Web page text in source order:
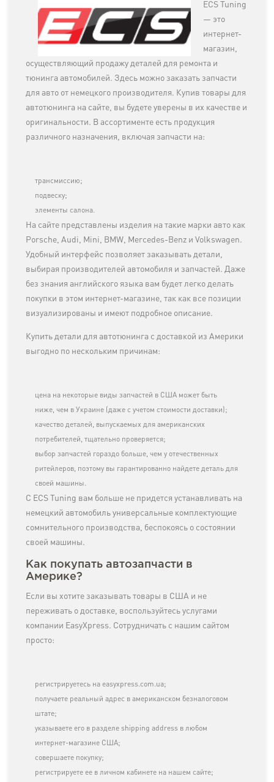
ECS Tuning
— это
интернет-
магазин,
осуществляющий продажу деталей для ремонта и
тюнинга автомобилей. Здесь можно заказать запчасти
для авто от немецкого производителя. Купив товары для
автотюнинга на сайте, вы будете уверены в их качестве и
оригинальности. В ассортименте есть продукция
различного назначения, включая запчасти на:
трансмиссию;
подвеску;
элементы салона.
На сайте представлены изделия на такие марки авто как
Porsche, Audi, Mini, BMW, Mercedes-Benz и Volkswagen.
Удобный интерфейс позволяет заказывать детали,
выбирая производителей автомобиля и запчастей. Даже
без знания английского языка вам будет легко делать
покупки в этом интернет-магазине, так как все позиции
визуализированы и имеют подробное описание.
Купить детали для автотюнинга с доставкой из Америки
выгодно по нескольким причинам:
цена на некоторые виды запчастей в США может быть
ниже, чем в Украине (даже с учетом стоимости доставки);
качество деталей, выпускаемых для американских
потребителей, тщательно проверяется;
выбор запчастей гораздо больше, чем у отечественных
ритейлеров, поэтому вы гарантированно найдете деталь для
своей машины.
С ECS Tuning вам больше не придется устанавливать на
немецкий автомобиль универсальные комплектующие
сомнительного производства, беспокоясь о состоянии
своей машины.
Как покупать автозапчасти в
Америке?
Если вы хотите заказывать товары в США и не
переживать о доставке, воспользуйтесь услугами
компании EasyXpress. Сотрудничать с нашим сайтом
просто:
регистрируетесь на easyxpress.com.ua;
получаете реальный адрес в американском безналоговом
штате;
указываете его в разделе shipping address в любом
интернет-магазине США;
совершаете покупку;
регистрируете ее в личном кабинете на нашем сайте;